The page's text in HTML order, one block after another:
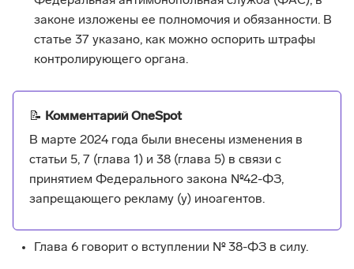
законе изложены ее полномочия и обязанности. В
статье 37 указано, как можно оспорить штрафы
контролирующего органа.
📝 Комментарий OneSpot
В марте 2024 года были внесены изменения в
статьи 5, 7 (глава 1) и 38 (глава 5) в связи с
принятием Федерального закона №42-ФЗ,
запрещающего рекламу (у) иноагентов.
Глава 6 говорит о вступлении № 38-ФЗ в силу.